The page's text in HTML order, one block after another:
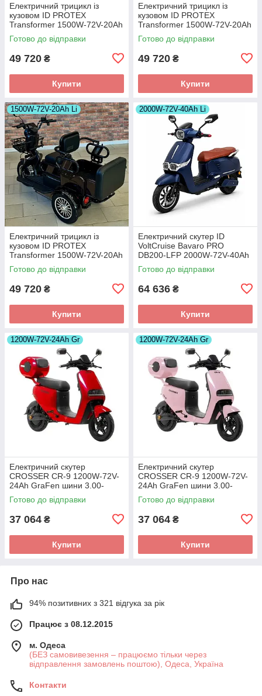
Електричний трицикл із
кузовом ID PROTEX
Transformer 1500W-72V-20Ah
LiFePO4 шини 10"/10"
Готово до відправки
49 720 ₴
Купити
Електричний трицикл із
кузовом ID PROTEX
Transformer 1500W-72V-20Ah
LiFePO4 шини 10"/10"
Готово до відправки
49 720 ₴
Купити
1500W-72V-20Ah Li
Електричний трицикл із
кузовом ID PROTEX
Transformer 1500W-72V-20Ah
LiFePO4 шини 10"/10"
Готово до відправки
49 720 ₴
Купити
2000W-72V-40Ah Li
Електричний скутер ID
VoltCruise Bavaro PRO
DB200-LFP 2000W-72V-40Ah
LiFePO4 шини 12"/12"
Готово до відправки
64 636 ₴
Купити
1200W-72V-24Ah Gr
Електричний скутер
CROSSER CR-9 1200W-72V-
24Ah GraFen шини 3.00-
10"/3.00-10" 1200 Вт
Готово до відправки
37 064 ₴
Купити
1200W-72V-24Ah Gr
Електричний скутер
CROSSER CR-9 1200W-72V-
24Ah GraFen шини 3.00-
10"/3.00-10" 1200 Вт
Готово до відправки
37 064 ₴
Купити
Про нас
94% позитивних з 321 відгука за рік
Працює з 08.12.2015
м. Одеса
(БЕЗ самовивезення – працюємо тільки через
відправлення замовлень поштою), Одеса, Україна
Контакти